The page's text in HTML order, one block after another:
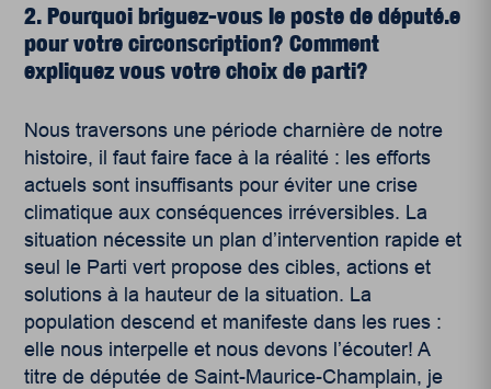
2. Pourquoi briguez-vous le poste de député.e
pour votre circonscription? Comment
expliquez vous votre choix de parti?
Nous traversons une période charnière de notre
histoire, il faut faire face à la réalité : les efforts
actuels sont insuffisants pour éviter une crise
climatique aux conséquences irréversibles. La
situation nécessite un plan d’intervention rapide et
seul le Parti vert propose des cibles, actions et
solutions à la hauteur de la situation. La
population descend et manifeste dans les rues :
elle nous interpelle et nous devons l’écouter! A
titre de députée de Saint-Maurice-Champlain, je